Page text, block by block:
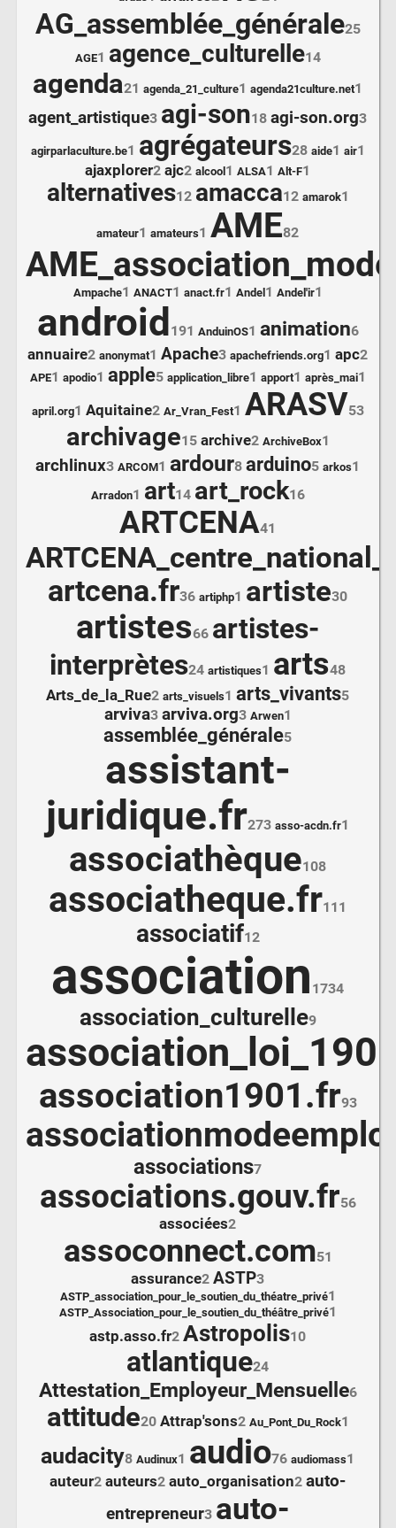
AG_assemblée_générale25
AGE1 agence_culturelle14
agenda21 agenda_21_culture1 agenda21culture.net1
agent_artistique3 agi-son18 agi-son.org3
agirparlaculture.be1 agrégateurs28 aide1 air1
ajaxplorer2 ajc2 alcool 1 ALSA1 Alt-F1
alternatives12 amacca12 amarok1
amateur1 amateurs1 AME82
Ampache1 ANACT1 anact.fr1 Andel1 Andel'ir1
android191 AnduinOS1 animation6
annuaire2 anonymat1 Apache3 apachefriends.org1 apc2
APE1 apodio1 apple5 application_libre1 apport1 après_mai1
april.org1 Aquitaine2 Ar_Vran_Fest1 ARASV53
archivage15 archive2 ArchiveBox1
archlinux3 ARCOM1 ardour8 arduino5 arkos1
Arradon1 art14 art_rock16
ARTCENA41
artcena.fr36 artiphp1 artiste30
artistes66 artistes-
interprètes24 artistiques1 arts48
Arts_de_la_Rue2 arts_visuels1 arts_vivants5
arviva3 arviva.org3 Arwen1
assemblée_générale5
assistant-
juridique.fr273 asso-acdn.fr1
associathèque108
associatheque.fr111
associatif12
association 1734
association_culturelle9
association1901.fr93
associations7
associations.gouv.fr56
associées2
assoconnect.com51
assurance2 ASTP3
ASTP_association_pour_le_soutien_du_théatre_privé1
ASTP_Association_pour_le_soutien_du_théâtre_privé1
astp.asso.fr2 Astropolis10
atlantique24
Attestation_Employeur_Mensuelle6
attitude20 Attrap'sons2 Au_Pont_Du_Rock1
audacity8 Audinux1 audio76 audiomass1
auteur2 auteurs2 auto_organisation2 auto-
entrepreneur3 auto-